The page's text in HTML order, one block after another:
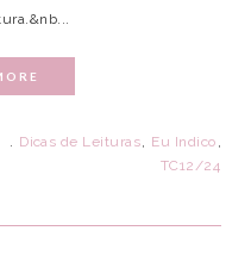
. Dicas de Leituras, Eu Indico ,
TC12/24